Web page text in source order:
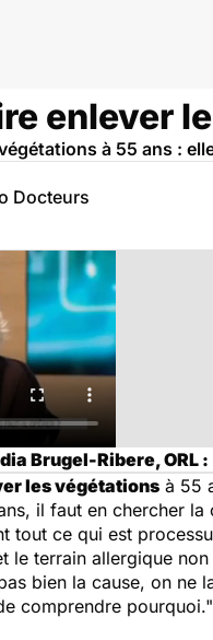
enlever
à 55 ans :
Docteurs
Brugel-Ribere, ORL :
les végétations à 55
il faut en chercher
tout ce qui est
le terrain allergique
bien la cause, on ne
comprendre pourquoi."